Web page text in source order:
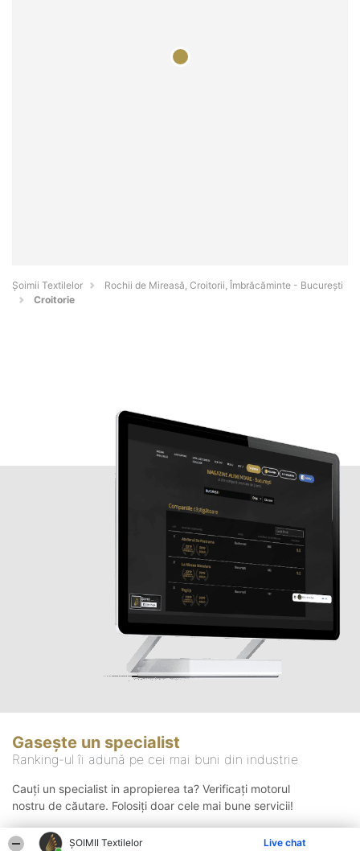
ȘOIMII Textilelor Live chat
Șoimii Textilelor
Rochii de Mireasă, Croitorii, Îmbrăcăminte - Bucureşti
Croitorie
Gasește un specialist
Ranking-ul îi adună pe cei mai buni din industrie
Cauți un specialist in apropierea ta? Verificați motorul
nostru de căutare. Folosiți doar cele mai bune servicii!